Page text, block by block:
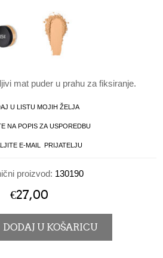
mat puder u prahu za fiksiranje.
proizvod: 130190
€27,00